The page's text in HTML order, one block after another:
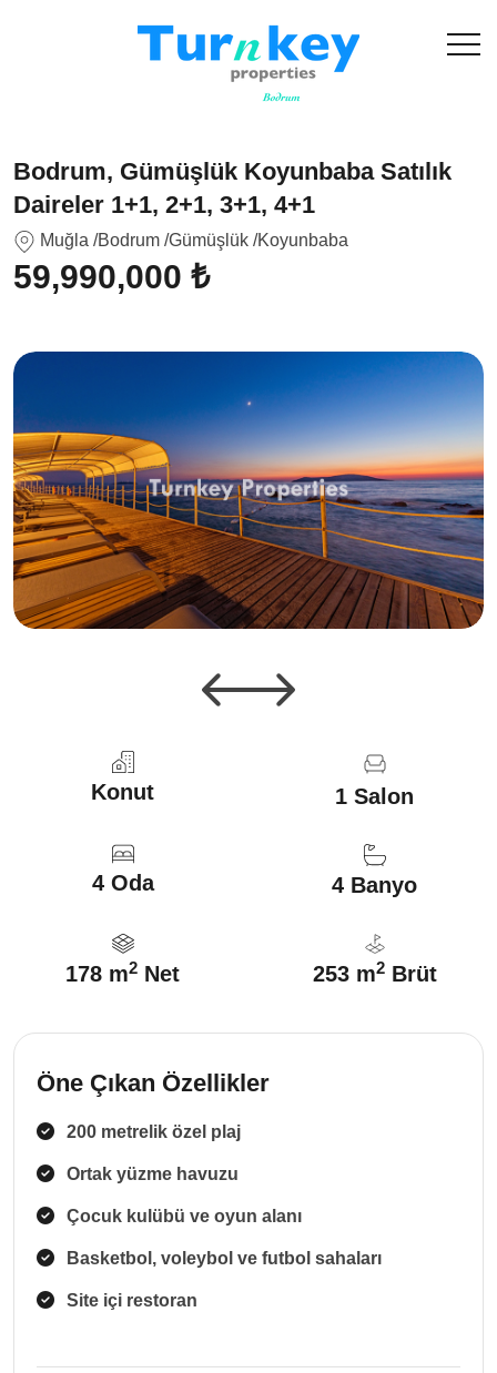
Bodrum, Gümüşlük Koyunbaba Satılık
Daireler 1+1, 2+1, 3+1, 4+1
Muğla /Bodrum /Gümüşlük /Koyunbaba
59,990,000 ₺
Konut 1 Salon
4 Oda 4 Banyo
178 m2 Net 253 m2Brüt
Öne Çıkan Özellikler
200 metrelik özel plaj
Ortak yüzme havuzu
Çocuk kulübü ve oyun alanı
Basketbol, voleybol ve futbol sahaları
Site içi restoran